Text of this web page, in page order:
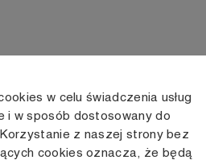
KONTO
Moje konto
INFORMACJE
Dostawa
w celu świadczenia usług
i w sposób dostosowany do
z naszej strony bez
cookies oznacza, że będą